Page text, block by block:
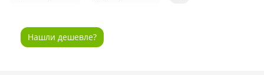
Нашли дешевле?